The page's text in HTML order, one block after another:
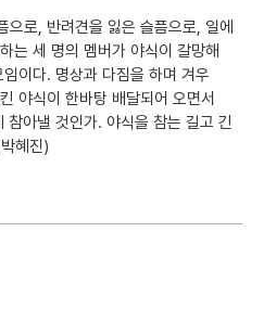
으로, 반려견을 잃은 슬픔으로, 일에
는 세 명의 멤버가 야식이 갈망해
이다. 명상과 다짐을 하며 겨우
야식이 한바탕 배달되어 오면서
아낼 것인가. 야식을 참는 길고 긴
혜진)